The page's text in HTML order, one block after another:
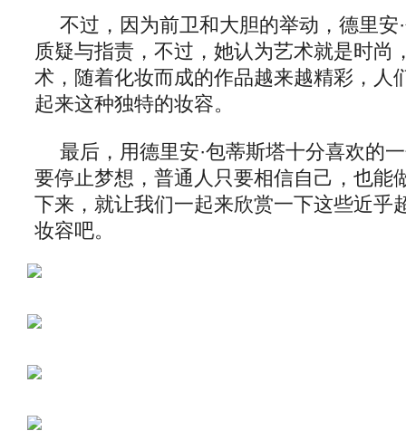
不过，因为前卫和大胆的举动，德里安
质疑与指责，不过，她认为艺术就是时尚
术，随着化妆而成的作品越来越精彩，人
起来这种独特的妆容。
最后，用德里安·包蒂斯塔十分喜欢的
要停止梦想，普通人只要相信自己，也能
下来，就让我们一起来欣赏一下这些近乎
妆容吧。